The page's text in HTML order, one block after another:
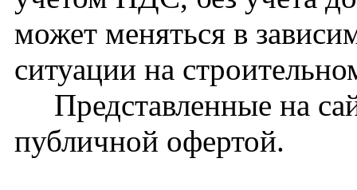
может меняться в
ситуации на
Представленные на
публичной офертой.